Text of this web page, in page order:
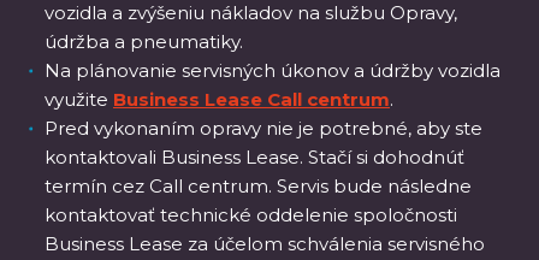
vozidla a zvýšeniu nákladov na službu Opravy,
údržba a pneumatiky.
Na plánovanie servisných úkonov a údržby vozidla
využite Business Lease Call centrum.
Pred vykonaním opravy nie je potrebné, aby ste
kontaktovali Business Lease. Stačí si dohodnúť
termín cez Call centrum. Servis bude následne
kontaktovať technické oddelenie spoločnosti
Business Lease za účelom schválenia servisného